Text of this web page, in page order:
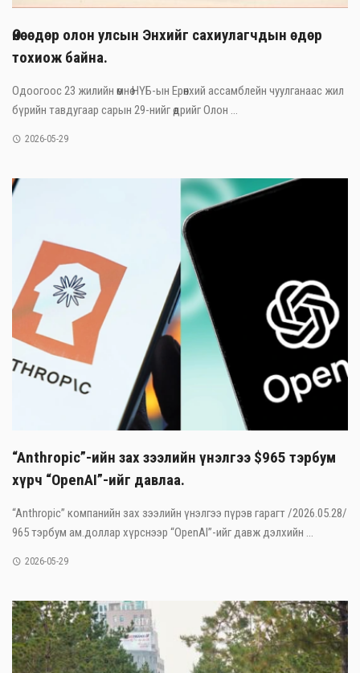
Өнөөдөр олон улсын Энхийг сахиулагчдын өдөр
тохиож байна.
Одоогоос 23 жилийн өмнө НҮБ-ын Ерөнхий ассамблейн чуулганаас жил
бүрийн тавдугаар сарын 29-нийг өдрийг Олон ...
2026-05-29
“Anthropic”-ийн зах зээлийн үнэлгээ $965 тэрбум
хүрч “OpenAI”-ийг давлаа.
“Anthropic” компанийн зах зээлийн үнэлгээ пүрэв гарагт /2026.05.28/
965 тэрбум ам.доллар хүрснээр “OpenAI”-ийг давж дэлхийн ...
2026-05-29